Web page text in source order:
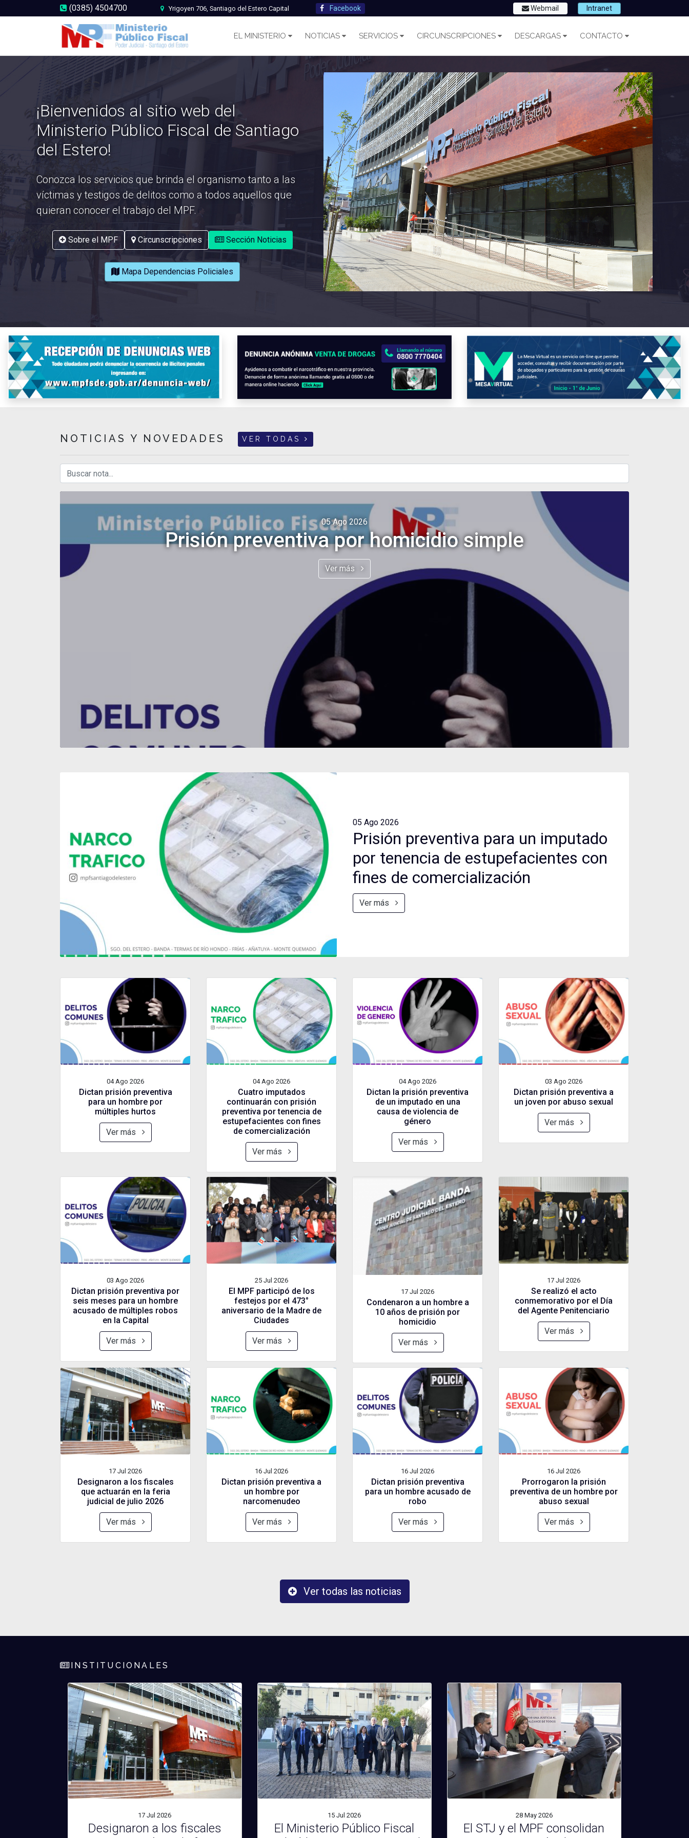
(0385) 4504700 Yrigoyen 706, Santiago del Estero Capital Facebook Webmail Intranet
EL MINISTERIO NOTICIAS SERVICIOS CIRCUNSCRIPCIONES DESCARGAS CONTACTO
¡Bienvenidos al sitio web del
Ministerio Público Fiscal de Santiago
del Estero!
Conozca los servicios que brinda el organismo tanto a las
víctimas y testigos de delitos como a todos aquellos que
quieran conocer el trabajo del MPF.
Sobre el MPF Circunscripciones Sección Noticias
Mapa Dependencias Policiales
NOTICIAS Y NOVEDADES VER TODAS
05 Ago 2026
Prisión preventiva por homicidio simple
Ver más
05 Ago 2026
Prisión preventiva para un imputado
por tenencia de estupefacientes con
fines de comercialización
Ver más
04 Ago 2026
Dictan prisión preventiva
para un hombre por
múltiples hurtos
Ver más
04 Ago 2026
Cuatro imputados
continuarán con prisión
preventiva por tenencia de
estupefacientes con fines
de comercialización
Ver más
04 Ago 2026
Dictan la prisión preventiva
de un imputado en una
causa de violencia de
género
Ver más
03 Ago 2026
Dictan prisión preventiva a
un joven por abuso sexual
Ver más
03 Ago 2026
Dictan prisión preventiva por
seis meses para un hombre
acusado de múltiples robos
en la Capital
Ver más
25 Jul 2026
El MPF participó de los
festejos por el 473°
aniversario de la Madre de
Ciudades
Ver más
17 Jul 2026
Condenaron a un hombre a
10 años de prisión por
homicidio
Ver más
17 Jul 2026
Se realizó el acto
conmemorativo por el Día
del Agente Penitenciario
Ver más
17 Jul 2026
Designaron a los fiscales
que actuarán en la feria
judicial de julio 2026
Ver más
16 Jul 2026
Dictan prisión preventiva a
un hombre por
narcomenudeo
Ver más
16 Jul 2026
Dictan prisión preventiva
para un hombre acusado de
robo
Ver más
16 Jul 2026
Prorrogaron la prisión
preventiva de un hombre por
abuso sexual
Ver más
Ver todas las noticias
INSTITUCIONALES
17 Jul 2026
Designaron a los fiscales
15 Jul 2026
El Ministerio Público Fiscal
28 May 2026
El STJ y el MPF consolidan